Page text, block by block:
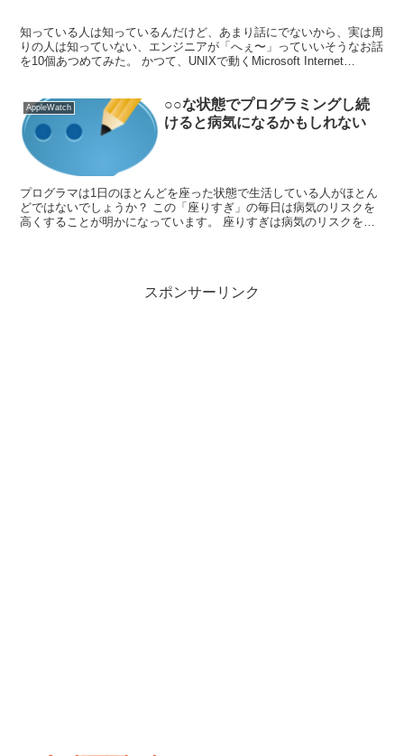
知っている人は知っているんだけど、あまり話にでないから、実は周
りの人は知っていない、エンジニアが「へぇ〜」っていいそうなお話
を10個あつめてみた。 かつて、UNIXで動くMicrosoft Internet
AppleWatch
○○な状態でプログラミングし続
けると病気になるかもしれない
プログラマは1日のほとんどを座った状態で生活している人がほとん
どではないでしょうか？ この「座りすぎ」の毎日は病気のリスクを
高くすることが明かになっています。 座りすぎは病気のリスクを高
スポンサーリンク